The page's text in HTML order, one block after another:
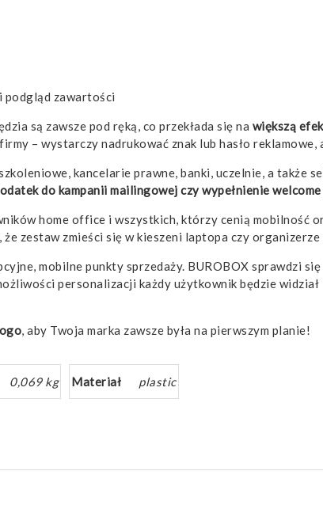
podgląd zawartości
są zawsze pod ręką, co przekłada się na większą
– wystarczy nadrukować znak lub hasło
kancelarie prawne, banki, uczelnie, a
do kampanii mailingowej czy wypełnienie welcome
home office i wszystkich, którzy cenią mobilność
zestaw zmieści się w kieszeni laptopa czy organizerze
mobilne punkty sprzedaży. BUROBOX sprawdzi
personalizacji każdy użytkownik będzie
, aby Twoja marka zawsze była na pierwszym planie!
0,069 kg Materiał plastic